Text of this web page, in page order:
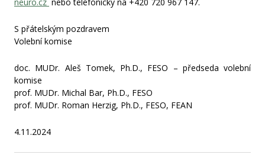
S přátelským pozdravem
Volební komise
doc. MUDr. Aleš Tomek, Ph.D., FESO – předseda volební
komise
prof. MUDr. Michal Bar, Ph.D., FESO
prof. MUDr. Roman Herzig, Ph.D., FESO, FEAN
4.11.2024